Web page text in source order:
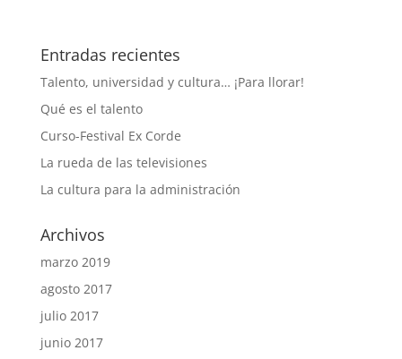
Entradas recientes
Talento, universidad y cultura… ¡Para llorar!
Qué es el talento
Curso-Festival Ex Corde
La rueda de las televisiones
La cultura para la administración
Archivos
marzo 2019
agosto 2017
julio 2017
junio 2017